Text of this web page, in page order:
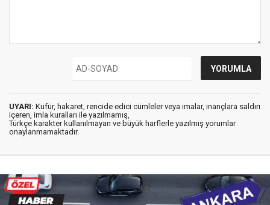
UYARI: Küfür, hakaret, rencide edici cümleler veya imalar, inançlara saldırı
içeren, imla kuralları ile yazılmamış,
Türkçe karakter kullanılmayan ve büyük harflerle yazılmış yorumlar
onaylanmamaktadır.